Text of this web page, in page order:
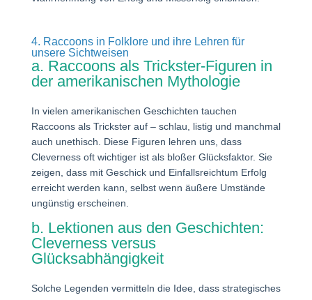
4. Raccoons in Folklore und ihre Lehren für
unsere Sichtweisen
a. Raccoons als Trickster-Figuren in
der amerikanischen Mythologie
In vielen amerikanischen Geschichten tauchen
Raccoons als Trickster auf – schlau, listig und manchmal
auch unethisch. Diese Figuren lehren uns, dass
Cleverness oft wichtiger ist als bloßer Glücksfaktor. Sie
zeigen, dass mit Geschick und Einfallsreichtum Erfolg
erreicht werden kann, selbst wenn äußere Umstände
ungünstig erscheinen.
b. Lektionen aus den Geschichten:
Cleverness versus
Glücksabhängigkeit
Solche Legenden vermitteln die Idee, dass strategisches